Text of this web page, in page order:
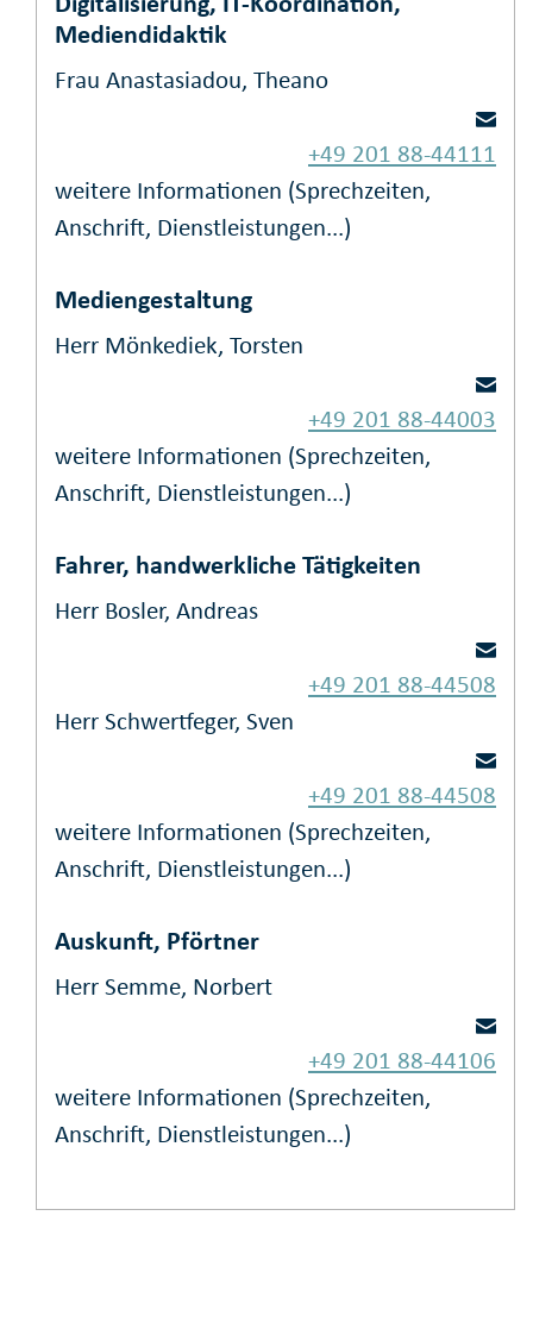
Mediendidaktik
Frau Anastasiadou, Theano
+49 201 88-44111
weitere Informationen (Sprechzeiten,
Anschrift, Dienstleistungen...)
Mediengestaltung
Herr Mönkediek, Torsten
+49 201 88-44003
weitere Informationen (Sprechzeiten,
Anschrift, Dienstleistungen...)
Fahrer, handwerkliche Tätigkeiten
Herr Bosler, Andreas
+49 201 88-44508
Herr Schwertfeger, Sven
+49 201 88-44508
weitere Informationen (Sprechzeiten,
Anschrift, Dienstleistungen...)
Auskunft, Pförtner
Herr Semme, Norbert
+49 201 88-44106
weitere Informationen (Sprechzeiten,
Anschrift, Dienstleistungen...)